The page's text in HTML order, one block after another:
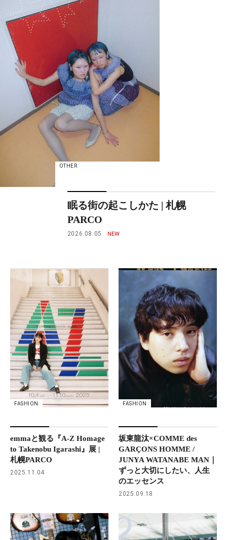
OTHER
眠る街の起こしかた | 札幌
PARCO
2026.08.05
FASHION
emmaと観る『A-Z Homage
to Takenobu Igarashi』展 |
札幌PARCO
2025.11.04
FASHION
坂東龍汰×COMME des
GARÇONS HOMME /
JUNYA WATANABE MAN｜
ずっと大切にしたい、人生
のエッセンス
2025.09.18